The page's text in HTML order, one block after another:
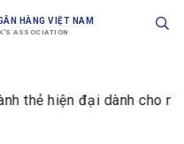
HÀNG VIỆT NAM
ASSOCIATION
đại dành cho ngân hàng